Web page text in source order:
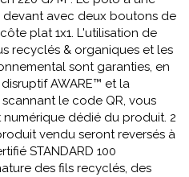
avec deux boutons de
plat 1x1. L'utilisation de
recyclés & organiques et les
sont garanties, en
AWARE™ et la
le code QR, vous
dédié du produit. 2
vendu seront reversés à
STANDARD 100
des fils recyclés, des